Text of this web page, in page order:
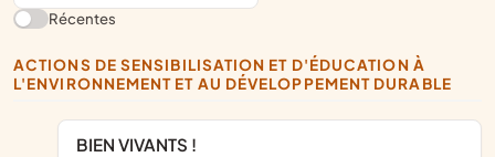
Récentes
ACTIONS DE SENSIBILISATION ET D'ÉDUCATION À
L'ENVIRONNEMENT ET AU DÉVELOPPEMENT DURABLE
BIEN VIVANTS !